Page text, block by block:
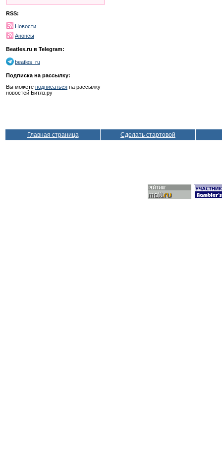
RSS:
Новости
Анонсы
Beatles.ru в Telegram:
beatles_ru
Подписка на рассылку:
Вы можете подписаться на рассылку
новостей Битлз.ру
Главная страница Сделать стартовой